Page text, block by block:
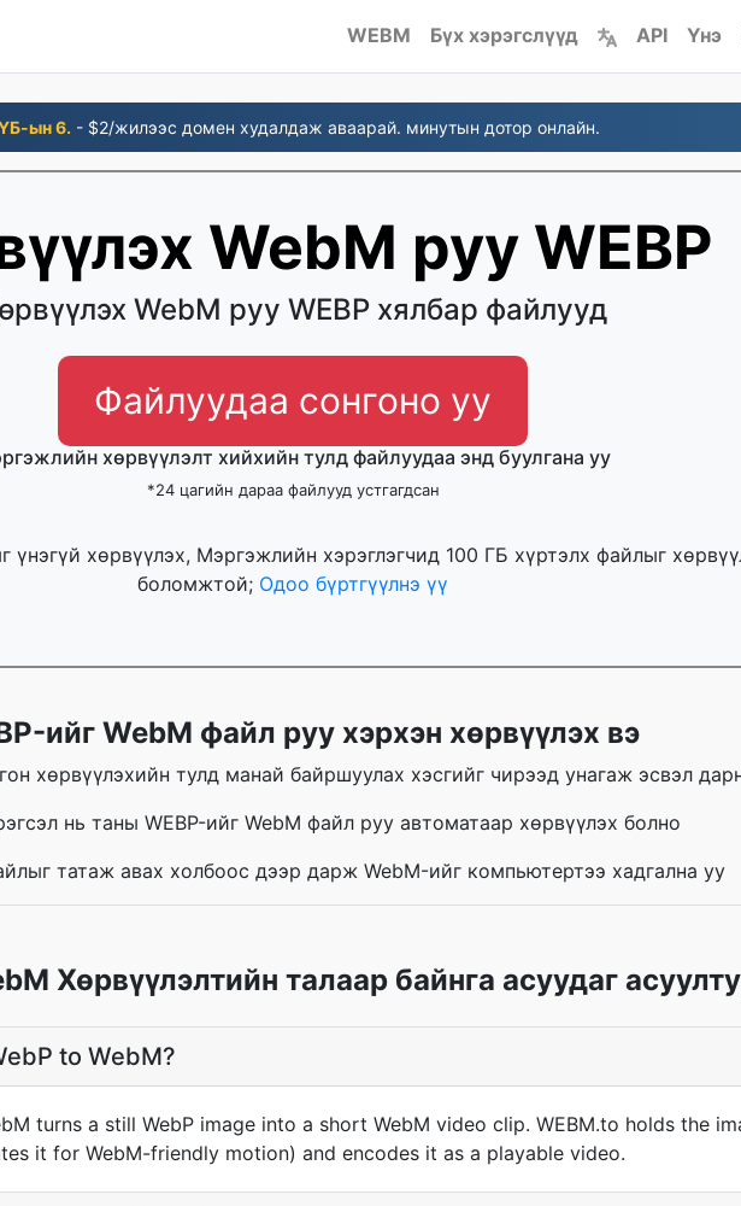
WEBM Бүх хэрэгслүүд API Үнэ
ын 6. - $2/жилээс домен худалдаж аваарай. минутын дотор онлайн.
WebM руу WEBP
WebM руу WEBP хялбар файлууд
Файлуудаа сонгоно уу
хөрвүүлэлт хийхийн тулд файлуудаа энд буулгана уу
*24 цагийн дараа файлууд устгагдсан
үнэгүй хөрвүүлэх, Мэргэжлийн хэрэглэгчид 100 ГБ хүртэлх файлыг
боломжтой; Одоо бүртгүүлнэ үү
ийг WebM файл руу хэрхэн хөрвүүлэх вэ
хөрвүүлэхийн тулд манай байршуулах хэсгийг чирээд унагаж эсвэл
нь таны WEBP-ийг WebM файл руу автоматаар хөрвүүлэх болно
татаж авах холбоос дээр дарж WebM-ийг компьютертээ хадгална уу
Хөрвүүлэлтийн талаар байнга асуудаг
to WebM?
turns a still WebP image into a short WebM video clip. WEBM.to holds the
it for WebM-friendly motion) and encodes it as a playable video.